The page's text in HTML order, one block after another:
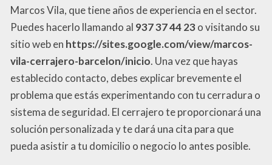
Marcos Vila, que tiene años de experiencia en el sector.
Puedes hacerlo llamando al 937 37 44 23 o visitando su
sitio web en https://sites.google.com/view/marcos-
vila-cerrajero-barcelon/inicio. Una vez que hayas
establecido contacto, debes explicar brevemente el
problema que estás experimentando con tu cerradura o
sistema de seguridad. El cerrajero te proporcionará una
solución personalizada y te dará una cita para que
pueda asistir a tu domicilio o negocio lo antes posible.